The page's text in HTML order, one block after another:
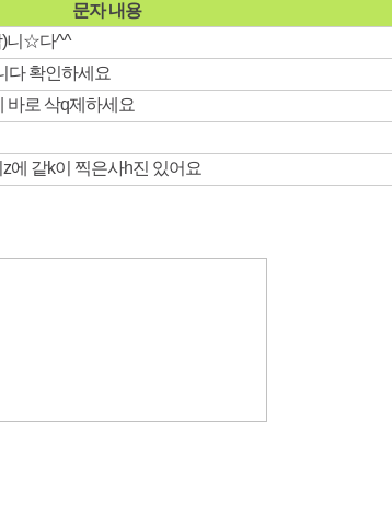
문자 내용
니☆다^^
다 확인하세요
바로 삭q제하세요
에 같k이 찍은사h진 있어요